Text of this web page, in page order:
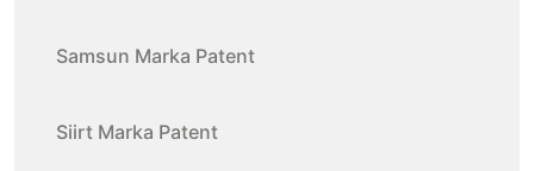
Samsun Marka Patent
Siirt Marka Patent